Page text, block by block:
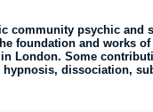
community psychic and
foundation and works
London. Some
hypnosis, dissociation,